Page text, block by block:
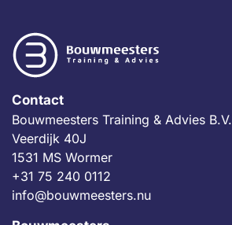
Contact
Bouwmeesters Training & Advies B.V.
Veerdijk 40J
1531 MS Wormer
+31 75 240 0112
info@bouwmeesters.nu